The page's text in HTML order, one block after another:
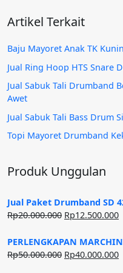
Artikel Terkait
Baju Mayoret Anak TK
Jual Ring Hoop HTS Snare
Jual Sabuk Tali Drumband
Awet
Jual Sabuk Tali Bass Drum
Topi Mayoret Drumband
Produk Unggulan
Jual Paket Drumband SD
Rp20.000.000 Harga
adalah:
Rp20.000.000.
Rp12.500.000
PERLENGKAPAN
Rp50.000.000 Harga
Rp40.000.000